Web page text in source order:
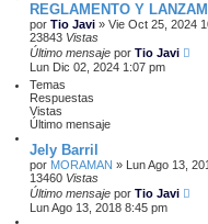
REGLAMENTO Y
por Tio Javi » Vie Oct 25, 2024
23843 Vistas
Último mensaje por Tio Javi
Lun Dic 02, 2024 1:07 pm
Temas
Respuestas
Vistas
Último mensaje
Jely Barril
por MORAMAN » Lun Ago 13,
13460 Vistas
Último mensaje por Tio Javi
Lun Ago 13, 2018 8:45 pm